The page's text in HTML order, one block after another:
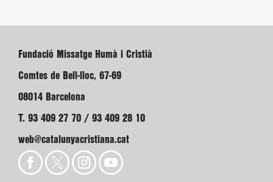
Fundació Missatge Humà i Cristià
Comtes de Bell-lloc, 67-69
08014 Barcelona
T. 93 409 27 70 / 93 409 28 10
web@catalunyacristiana.cat